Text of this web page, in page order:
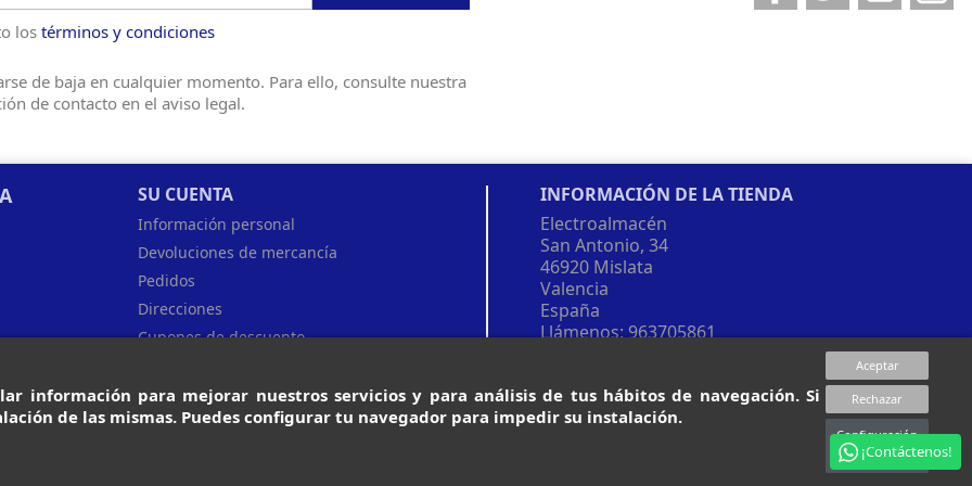
información para mejorar nuestros servicios y para análisis de tus hábitos de navegación. Si
de las mismas. Puedes configurar tu navegador para impedir su instalación.
Aceptar
Rechazar
Configuración
sobre cookies
¡Contáctenos!
lostérminos y condiciones
de baja en cualquier momento. Para ello, consulte nuestra
de contacto en el aviso legal.
SU CUENTA
Información personal
Devoluciones de mercancía
Pedidos
Direcciones
Cupones de descuento
INFORMACIÓN DE LA TIENDA
Electroalmacén
San Antonio, 34
46920 Mislata
Valencia
España
Llámenos:963705861